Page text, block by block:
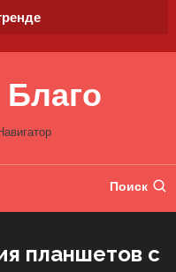
Поиск
планшетов с